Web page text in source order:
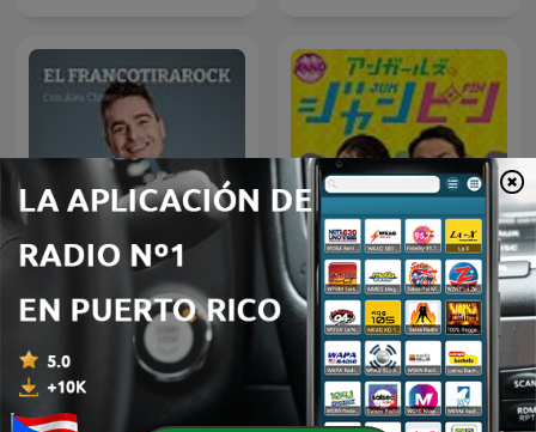
El Francotirarock
アンガールズのジャンピン[-
オールナイトニッポン
PODCAST-]